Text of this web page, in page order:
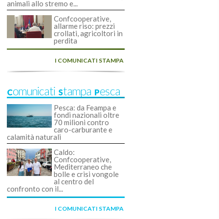
animali allo stremo e...
Confcooperative,
allarme riso: prezzi
crollati, agricoltori in
perdita
I COMUNICATI STAMPA
Comunicati Stampa Pesca
Pesca: da Feampa e
fondi nazionali oltre
70 milioni contro
caro-carburante e
calamità naturali
Caldo:
Confcooperative,
Mediterraneo che
bolle e crisi vongole
al centro del
confronto con il...
I COMUNICATI STAMPA